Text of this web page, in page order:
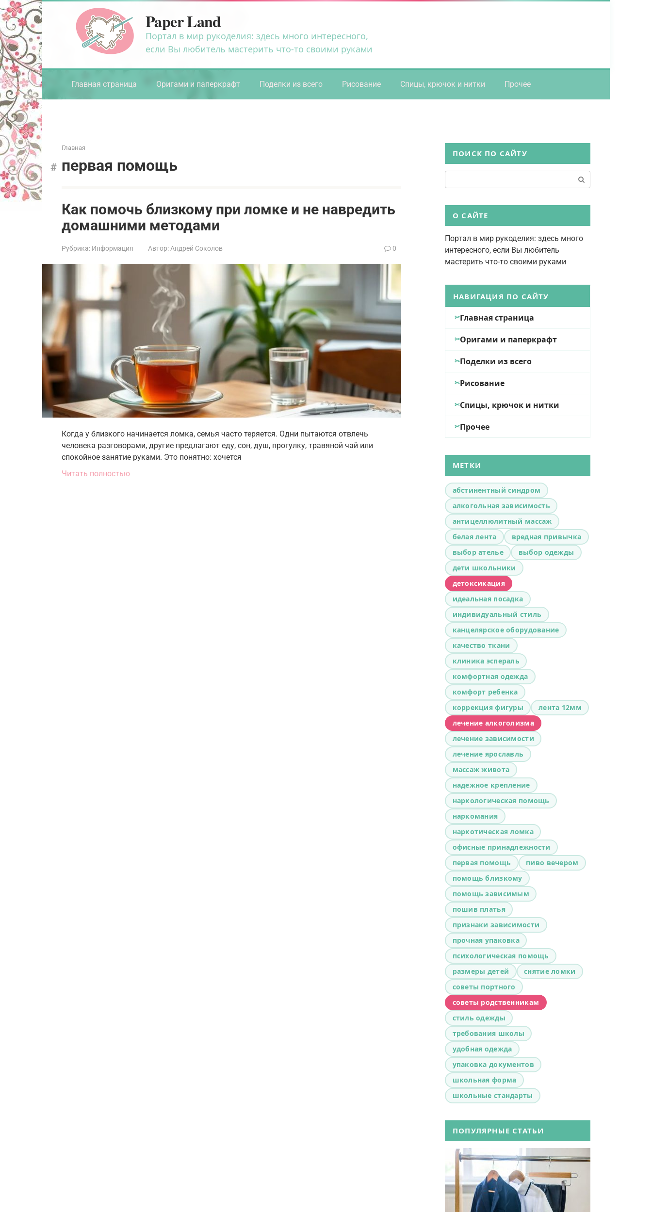
Перейти
к
контенту
Paper Land
Портал в мир рукоделия: здесь много интересного,
если Вы любитель мастерить что-то своими руками
Главная страница Оригами и паперкрафт Поделки из всего Рисование Спицы, крючок и нитки Прочее
Главная
первая помощь
Как помочь близкому при ломке и не навредить
домашними методами
Рубрика: Информация Автор: Андрей Соколов 0
Когда у близкого начинается ломка, семья часто теряется. Одни пытаются отвлечь
человека разговорами, другие предлагают еду, сон, душ, прогулку, травяной чай или
спокойное занятие руками. Это понятно: хочется
Читать полностью
ПОИСК ПО САЙТУ
О САЙТЕ
Портал в мир рукоделия: здесь много
интересного, если Вы любитель
мастерить что-то своими руками
НАВИГАЦИЯ ПО САЙТУ
Главная страница
Оригами и паперкрафт
Поделки из всего
Рисование
Спицы, крючок и нитки
Прочее
МЕТКИ
абстинентный синдром
алкогольная зависимость
антицеллюлитный массаж
белая лента
вредная привычка
выбор ателье
выбор одежды
дети школьники
детоксикация
идеальная посадка
индивидуальный стиль
канцелярское оборудование
качество ткани
клиника эспераль
комфортная одежда
комфорт ребенка
коррекция фигуры
лента 12мм
лечение алкоголизма
лечение зависимости
лечение ярославль
массаж живота
надежное крепление
наркологическая помощь
наркомания
наркотическая ломка
офисные принадлежности
первая помощь
пиво вечером
помощь близкому
помощь зависимым
пошив платья
признаки зависимости
прочная упаковка
психологическая помощь
размеры детей
снятие ломки
советы портного
советы родственникам
стиль одежды
требования школы
удобная одежда
упаковка документов
школьная форма
школьные стандарты
ПОПУЛЯРНЫЕ СТАТЬИ